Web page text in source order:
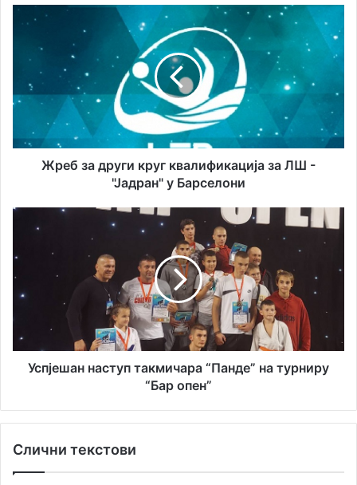
Жреб
други
круг
квалификација
за
"Јадран"
Жреб за други круг квалификација за ЛШ -
"Јадран" у Барселони
Успјешан
наступ
на
турниру
“Бар
Успјешан наступ такмичара “Панде” на турниру
“Бар опен”
Слични текстови